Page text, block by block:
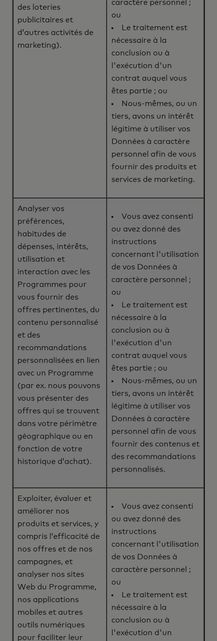
des loteries
publicitaires et
d’autres activités de
marketing).
caractère personnel ;
ou
Le traitement est
nécessaire à la
conclusion ou à
l'exécution d'un
contrat auquel vous
êtes partie ; ou
Nous-mêmes, ou un
tiers, avons un intérêt
légitime à utiliser vos
Données à caractère
personnel afin de vous
fournir des produits et
services de marketing.
Analyser vos
préférences,
habitudes de
dépenses, intérêts,
utilisation et
interaction avec les
Programmes pour
vous fournir des
offres pertinentes, du
contenu personnalisé
et des
recommandations
personnalisées en lien
avec un Programme
(par ex. nous pouvons
vous présenter des
offres qui se trouvent
dans votre périmètre
géographique ou en
fonction de votre
historique d’achat).
Vous avez consenti
ou avez donné des
instructions
concernant l'utilisation
de vos Données à
caractère personnel ;
ou
Le traitement est
nécessaire à la
conclusion ou à
l'exécution d'un
contrat auquel vous
êtes partie ; ou
Nous-mêmes, ou un
tiers, avons un intérêt
légitime à utiliser vos
Données à caractère
personnel afin de vous
fournir des contenus et
des recommandations
personnalisés.
Exploiter, évaluer et
améliorer nos
produits et services, y
compris l’efficacité de
nos offres et de nos
campagnes, et
analyser nos sites
Web du Programme,
nos applications
mobiles et autres
outils numériques
pour faciliter leur
Vous avez consenti
ou avez donné des
instructions
concernant l'utilisation
de vos Données à
caractère personnel ;
ou
Le traitement est
nécessaire à la
conclusion ou à
l'exécution d'un